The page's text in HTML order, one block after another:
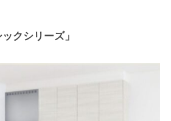
クシリーズ」